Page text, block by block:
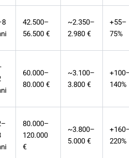
42.500–
56.500 €
~2.350–
2.980 €
+55–
75%
60.000–
80.000 €
~3.100–
3.800 €
140%
80.000–
120.000
€
~3.800–
5.000 €
220%